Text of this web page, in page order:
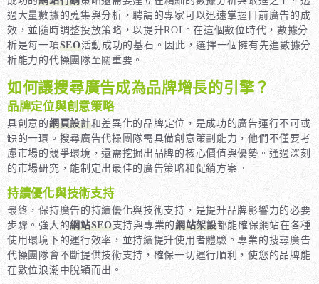
過大量數據的蒐集與分析，聘請的專家可以迅速掌握目前廣告的成
效，並隨時調整投放策略，以提升ROI。在這個數位時代，數據分
析是每一項SEO活動成功的基石。因此，選擇一個擁有先進數據分
析能力的代操團隊至關重要。
如何讓搜尋廣告成為品牌增長的引擎？
品牌定位與創意策略
具創意的網頁設計和差異化的品牌定位，是成功的廣告運行不可或
缺的一環。搜尋廣告代操團隊需具備創意策劃能力，他們不僅要考
慮市場的競爭環境，還需挖掘出品牌的核心價值與優勢。通過深刻
的市場研究，能制定出最佳的廣告策略和促銷方案。
持續優化與技術支持
最終，保持廣告的持續優化與技術支持，是提升品牌影響力的必要
步驟。強大的網站SEO支持與專業的網站架設都能確保網站在各種
使用環境下的運行效率，並持續提升使用者體驗。專業的搜尋廣告
代操團隊會不斷提供技術支持，確保一切運行順利，使您的品牌能
在數位浪潮中脫穎而出。